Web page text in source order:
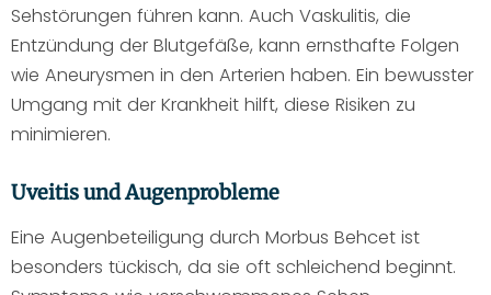
Sehstörungen führen kann. Auch Vaskulitis, die
Entzündung der Blutgefäße, kann ernsthafte Folgen
wie Aneurysmen in den Arterien haben. Ein bewusster
Umgang mit der Krankheit hilft, diese Risiken zu
minimieren.
Uveitis und Augenprobleme
Eine Augenbeteiligung durch Morbus Behcet ist
besonders tückisch, da sie oft schleichend beginnt.